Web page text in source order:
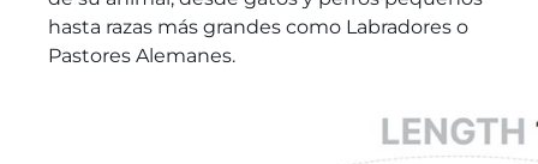
hasta razas más grandes como Labradores o
Pastores Alemanes.